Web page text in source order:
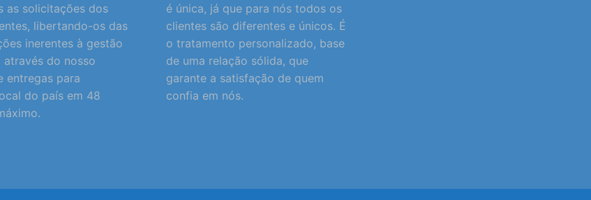
as solicitações dos
libertando-os das
inerentes à gestão
através do nosso
entregas para
do país em 48
é única, já que para nós todos os
clientes são diferentes e únicos. É
o tratamento personalizado, base
de uma relação sólida, que
garante a satisfação de quem
confia em nós.